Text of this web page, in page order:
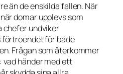
än de enskilda fallen. När
domar upplevs som
chefer undviker
förtroendet för både
Frågan som återkommer
vad händer med ett